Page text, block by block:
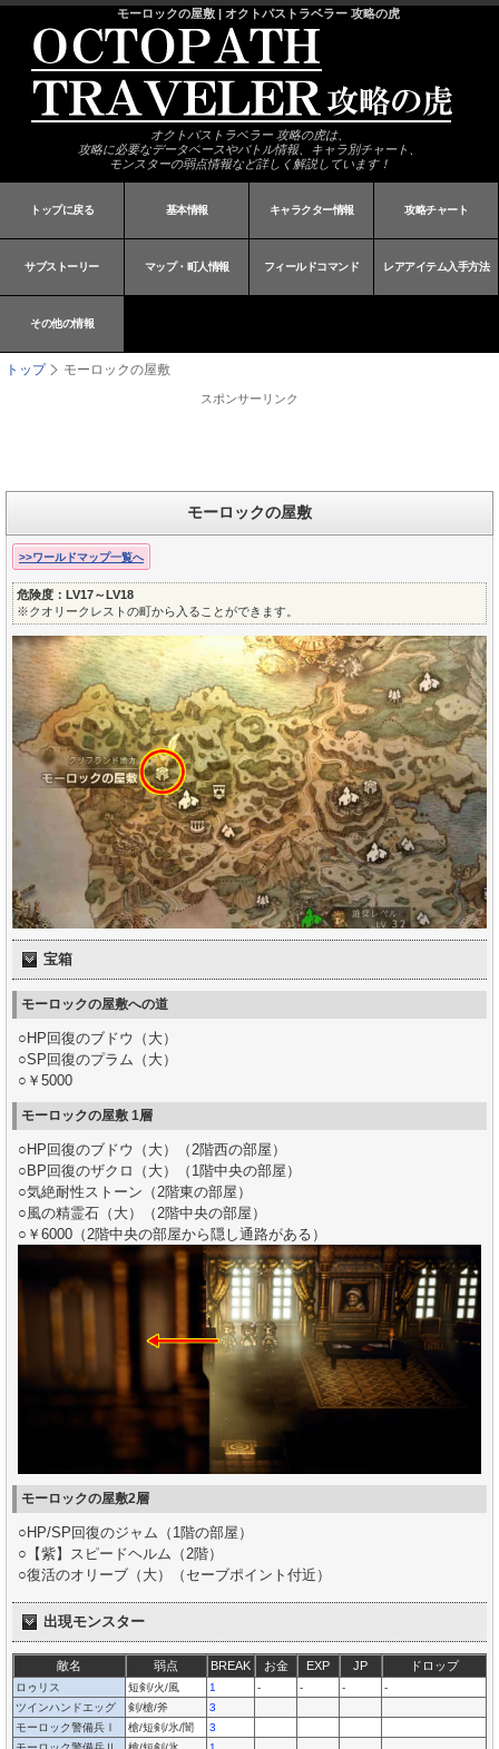
モーロックの屋敷 | オクトパストラベラー 攻略の虎
オクトパストラベラー 攻略の虎は、
攻略に必要なデータベースやバトル情報、キャラ別チャート、
モンスターの弱点情報など詳しく解説しています！
トップに戻る 基本情報 キャラクター情報 攻略チャート
サブストーリー マップ・町人情報 フィールドコマンド レアアイテム入手方法
その他の情報
トップ モーロックの屋敷
スポンサーリンク
モーロックの屋敷
>>ワールドマップ一覧へ
危険度：LV17～LV18
※クオリークレストの町から入ることができます。
宝箱
モーロックの屋敷への道
○HP回復のブドウ（大）
○SP回復のプラム（大）
○￥5000
モーロックの屋敷 1層
○HP回復のブドウ（大）（2階西の部屋）
○BP回復のザクロ（大）（1階中央の部屋）
○気絶耐性ストーン（2階東の部屋）
○風の精霊石（大）（2階中央の部屋）
○￥6000（2階中央の部屋から隠し通路がある）
モーロックの屋敷2層
○HP/SP回復のジャム（1階の部屋）
○【紫】スピードヘルム（2階）
○復活のオリーブ（大）（セーブポイント付近）
出現モンスター
敵名 弱点 BREAK お金 EXP JP ドロップ
ロゥリス 短剣/火/風 1 - - -
-
ツインハンドエッグ
剣/槍/斧
3
モーロック警備兵Ⅰ
槍/短剣/氷/闇
3